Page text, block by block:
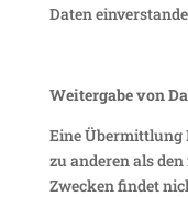
Daten
Weiter­gabe von
Eine Über­mitt­lung
zu anderen als
Zwecken findet